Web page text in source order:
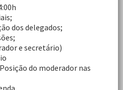
dos delegados;
e secretário)
do moderador nas